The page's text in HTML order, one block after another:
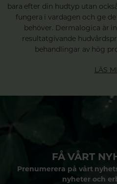
bara efter din hudtyp utan
fungera i vardagen och ge
behöver. Dermalogica är
resultatgivande
behandlingar av hög
LÄS
FÅ VÅRT
Prenumerera på vårt
nyheter och